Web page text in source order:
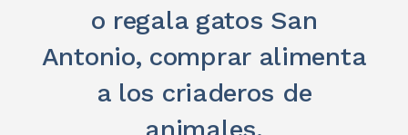
o regala gatos San
Antonio, comprar alimenta
a los criaderos de